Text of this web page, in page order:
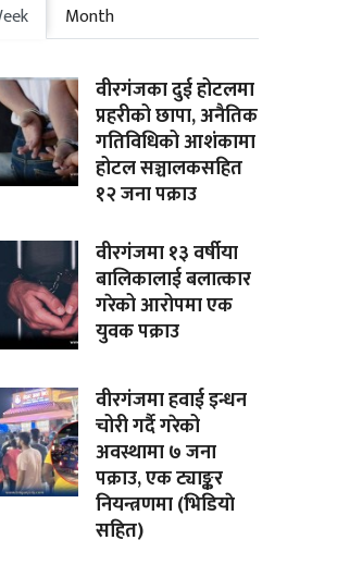
Month
वीरगंजका दुई होटलमा
प्रहरीको छापा, अनैतिक
गतिविधिको आशंकामा
होटल सञ्चालकसहित
१२ जना पक्राउ
वीरगंजमा १३ वर्षीया
बालिकालाई बलात्कार
गरेको आरोपमा एक
युवक पक्राउ
वीरगंजमा हवाई इन्धन
चोरी गर्दै गरेको
अवस्थामा ७ जना
पक्राउ, एक ट्याङ्कर
नियन्त्रणमा (भिडियाे
सहित)